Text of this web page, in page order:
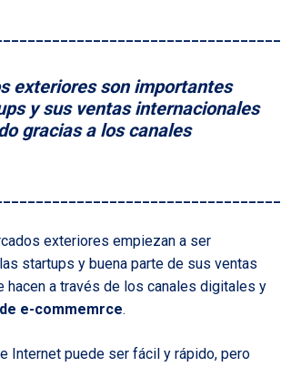
exteriores son importantes
y sus ventas internacionales
gracias a los canales
exteriores empiezan a ser
startups y buena parte de sus ventas
hacen a través de los canales digitales y
e-commemrce.
Internet puede ser fácil y rápido, pero